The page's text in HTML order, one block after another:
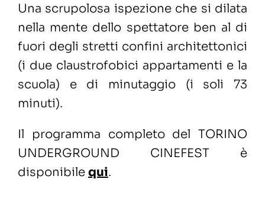
Una scrupolosa ispezione che si dilata
nella mente dello spettatore ben al di
fuori degli stretti confini architettonici
(i due claustrofobici appartamenti e la
scuola) e di minutaggio (i soli 73
minuti).
Il programma completo del TORINO
UNDERGROUND CINEFEST è
disponibile qui.